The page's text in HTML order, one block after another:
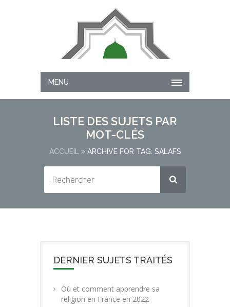
MENU
LISTE DES SUJETS PAR
MOT-CLÉS
ACCUEIL ARCHIVE FOR TAG: SALAFS
DERNIER SUJETS TRAITÉS
Où et comment apprendre sa
religion en France en 2022